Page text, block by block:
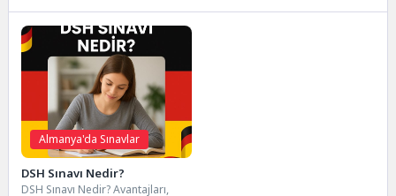
Almanya'da Sınavlar
DSH Sınavı Nedir?
DSH Sınavı Nedir? Avantajları,